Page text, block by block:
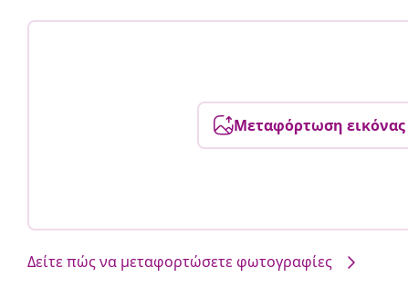
Μεταφόρτωση εικόνας
Δείτε πώς να μεταφορτώσετε φωτογραφίες